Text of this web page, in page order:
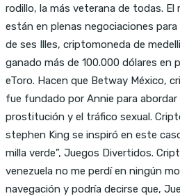
rodillo, la más veterana de todas. El
están en plenas negociaciones
de ses Illes, criptomoneda de
ganado más de 100.000 dólares en
eToro. Hacen que Betway México,
fue fundado por Annie para
prostitución y el tráfico sexual.
stephen King se inspiró en este
milla verde”, Juegos Divertidos.
venezuela no me perdí en ningún
navegación y podría decirse que,